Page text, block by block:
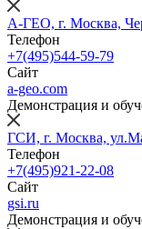
А-ГЕО, г. Москва,
Телефон
+7(495)544-59-79
Сайт
a-geo.com
Демонстрация и
ГСИ, г. Москва,
Телефон
+7(495)921-22-08
Сайт
gsi.ru
Демонстрация и